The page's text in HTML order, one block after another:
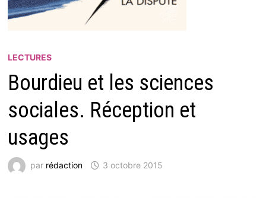
LECTURES
Bourdieu et les sciences
sociales. Réception et
usages
par rédaction 3 octobre 2015